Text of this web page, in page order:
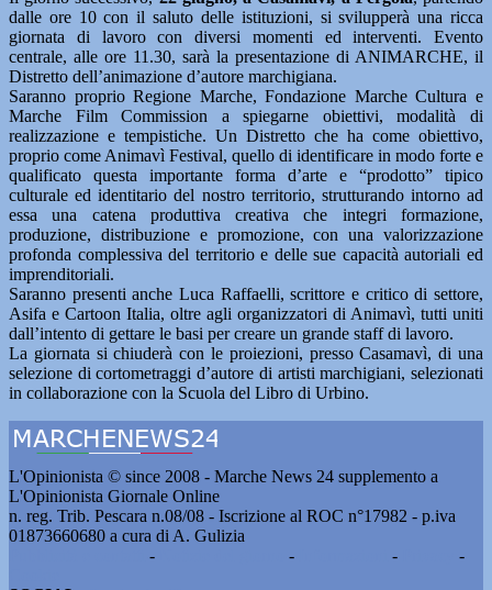
dalle ore 10 con il saluto delle istituzioni, si svilupperà una ricca
giornata di lavoro con diversi momenti ed interventi. Evento
centrale, alle ore 11.30, sarà la presentazione di ANIMARCHE, il
Distretto dell’animazione d’autore marchigiana.
Saranno proprio Regione Marche, Fondazione Marche Cultura e
Marche Film Commission a spiegarne obiettivi, modalità di
realizzazione e tempistiche. Un Distretto che ha come obiettivo,
proprio come Animavì Festival, quello di identificare in modo forte e
qualificato questa importante forma d’arte e “prodotto” tipico
culturale ed identitario del nostro territorio, strutturando intorno ad
essa una catena produttiva creativa che integri formazione,
produzione, distribuzione e promozione, con una valorizzazione
profonda complessiva del territorio e delle sue capacità autoriali ed
imprenditoriali.
Saranno presenti anche Luca Raffaelli, scrittore e critico di settore,
Asifa e Cartoon Italia, oltre agli organizzatori di Animavì, tutti uniti
dall’intento di gettare le basi per creare un grande staff di lavoro.
La giornata si chiuderà con le proiezioni, presso Casamavì, di una
selezione di cortometraggi d’autore di artisti marchigiani, selezionati
in collaborazione con la Scuola del Libro di Urbino.
L'Opinionista © since 2008 - Marche News 24 supplemento a
L'Opinionista Giornale Online
n. reg. Trib. Pescara n.08/08 - Iscrizione al ROC n°17982 - p.iva
01873660680 a cura di A. Gulizia
- - -
-